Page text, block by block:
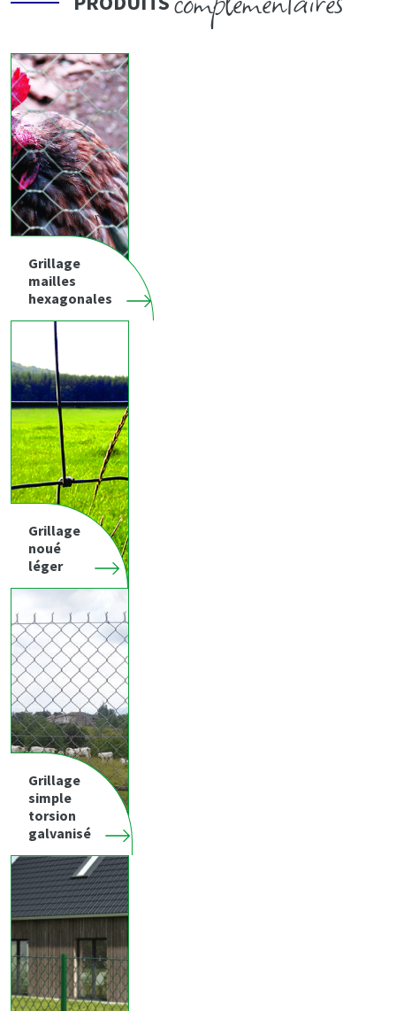
Grillage
mailles
hexagonales
Grillage
noué
léger
Grillage
simple
torsion
galvanisé